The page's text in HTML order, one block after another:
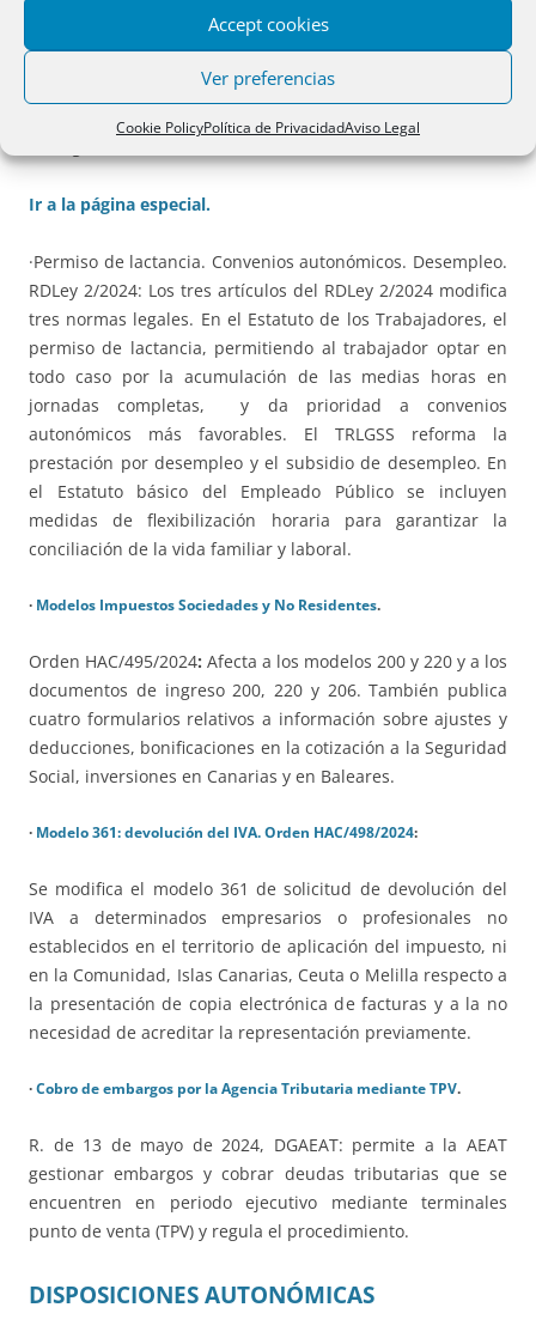
Accept cookies
Ver preferencias
Cookie PolicyPolítica de PrivacidadAviso Legal
regulación del servicio postal universal y la de las
notificaciones, pero mantiene temporalmente la del
Reglamento de 1999. Cabe destacar la regulación de la
entrega, envíos rehusados o cuando no fue posible la
Ir a la página especial.
·Permiso de lactancia. Convenios autonómicos. Desempleo.
RDLey 2/2024: Los tres artículos del RDLey 2/2024 modifica
tres normas legales. En el Estatuto de los Trabajadores, el
permiso de lactancia, permitiendo al trabajador optar en
todo caso por la acumulación de las medias horas en
jornadas completas, y da prioridad a convenios
autonómicos más favorables. El TRLGSS reforma la
prestación por desempleo y el subsidio de desempleo. En
el Estatuto básico del Empleado Público se incluyen
medidas de flexibilización horaria para garantizar la
conciliación de la vida familiar y laboral.
· Modelos Impuestos Sociedades y No Residentes.
Orden HAC/495/2024: Afecta a los modelos 200 y 220 y a los
documentos de ingreso 200, 220 y 206. También publica
cuatro formularios relativos a información sobre ajustes y
deducciones, bonificaciones en la cotización a la Seguridad
Social, inversiones en Canarias y en Baleares.
· Modelo 361: devolución del IVA. Orden HAC/498/2024:
Se modifica el modelo 361 de solicitud de devolución del
IVA a determinados empresarios o profesionales no
establecidos en el territorio de aplicación del impuesto, ni
en la Comunidad, Islas Canarias, Ceuta o Melilla respecto a
la presentación de copia electrónica de facturas y a la no
necesidad de acreditar la representación previamente.
·Cobro de embargos por la Agencia Tributaria mediante TPV.
R. de 13 de mayo de 2024, DGAEAT: permite a la AEAT
gestionar embargos y cobrar deudas tributarias que se
encuentren en periodo ejecutivo mediante terminales
punto de venta (TPV) y regula el procedimiento.
DISPOSICIONES AUTONÓMICAS